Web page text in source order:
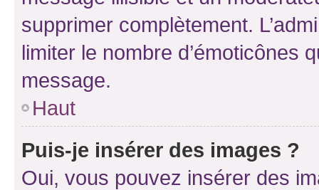
supprimer complètement.
limiter le nombre d’émoticônes
message.
Haut
Puis-je insérer des images ?
Oui, vous pouvez insérer des